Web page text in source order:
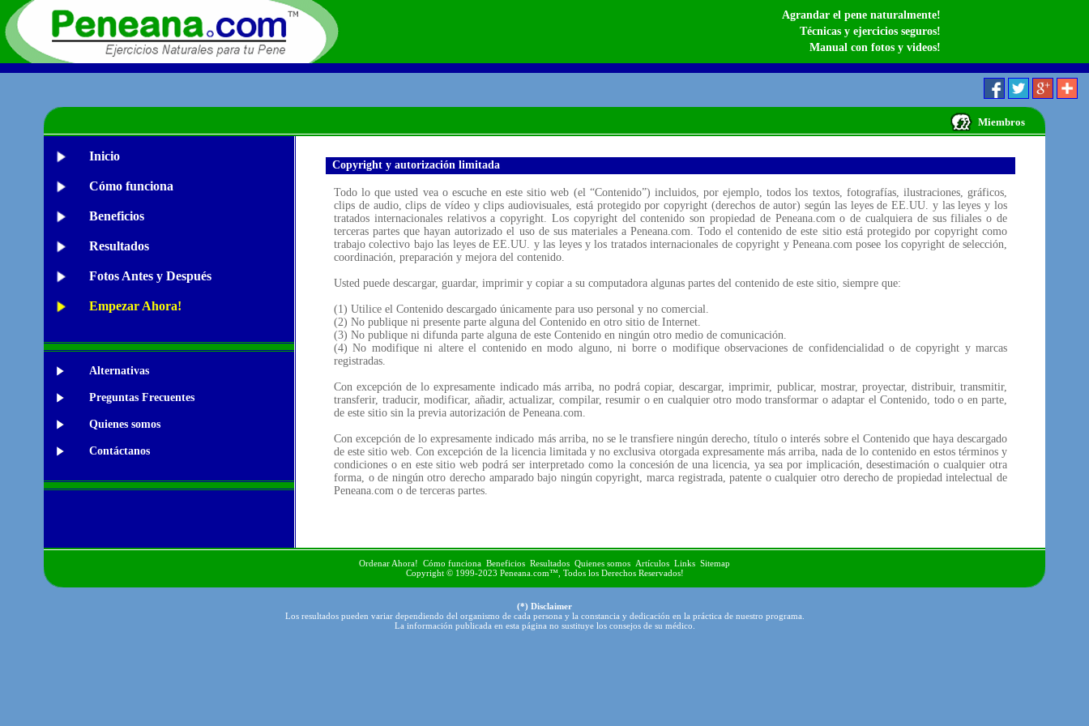
Agrandar el pene naturalmente!
Técnicas y ejercicios seguros!
Manual con fotos y videos!
Miembros
Inicio
Cómo funciona
Beneficios
Resultados
Fotos Antes y Después
Empezar Ahora!
Alternativas
Preguntas Frecuentes
Quienes somos
Contáctanos
Copyright y autorización limitada
Todo lo que usted vea o escuche en este sitio web (el “Contenido”) incluidos, por ejemplo, todos los textos, fotografías, ilustraciones, gráficos,
clips de audio, clips de vídeo y clips audiovisuales, está protegido por copyright (derechos de autor) según las leyes de EE.UU. y las leyes y los
tratados internacionales relativos a copyright. Los copyright del contenido son propiedad de Peneana.com o de cualquiera de sus filiales o de
terceras partes que hayan autorizado el uso de sus materiales a Peneana.com. Todo el contenido de este sitio está protegido por copyright como
trabajo colectivo bajo las leyes de EE.UU. y las leyes y los tratados internacionales de copyright y Peneana.com posee los copyright de selección,
coordinación, preparación y mejora del contenido.
Usted puede descargar, guardar, imprimir y copiar a su computadora algunas partes del contenido de este sitio, siempre que:
(1) Utilice el Contenido descargado únicamente para uso personal y no comercial.
(2) No publique ni presente parte alguna del Contenido en otro sitio de Internet.
(3) No publique ni difunda parte alguna de este Contenido en ningún otro medio de comunicación.
(4) No modifique ni altere el contenido en modo alguno, ni borre o modifique observaciones de confidencialidad o de copyright y marcas
registradas.
Con excepción de lo expresamente indicado más arriba, no podrá copiar, descargar, imprimir, publicar, mostrar, proyectar, distribuir, transmitir,
transferir, traducir, modificar, añadir, actualizar, compilar, resumir o en cualquier otro modo transformar o adaptar el Contenido, todo o en parte,
de este sitio sin la previa autorización de Peneana.com.
Con excepción de lo expresamente indicado más arriba, no se le transfiere ningún derecho, título o interés sobre el Contenido que haya descargado
de este sitio web. Con excepción de la licencia limitada y no exclusiva otorgada expresamente más arriba, nada de lo contenido en estos términos y
condiciones o en este sitio web podrá ser interpretado como la concesión de una licencia, ya sea por implicación, desestimación o cualquier otra
forma, o de ningún otro derecho amparado bajo ningún copyright, marca registrada, patente o cualquier otro derecho de propiedad intelectual de
Peneana.com o de terceras partes.
Ordenar Ahora! Cómo funciona Beneficios Resultados Quienes somos Artículos Links Sitemap
Copyright © 1999-2023 Peneana.com™, Todos los Derechos Reservados!
(*) Disclaimer
Los resultados pueden variar dependiendo del organismo de cada persona y la constancia y dedicación en la práctica de nuestro programa.
La información publicada en esta página no sustituye los consejos de su médico.